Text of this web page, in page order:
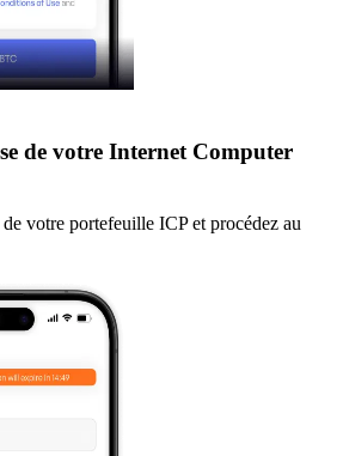
de votre Internet Computer
votre portefeuille ICP et procédez au